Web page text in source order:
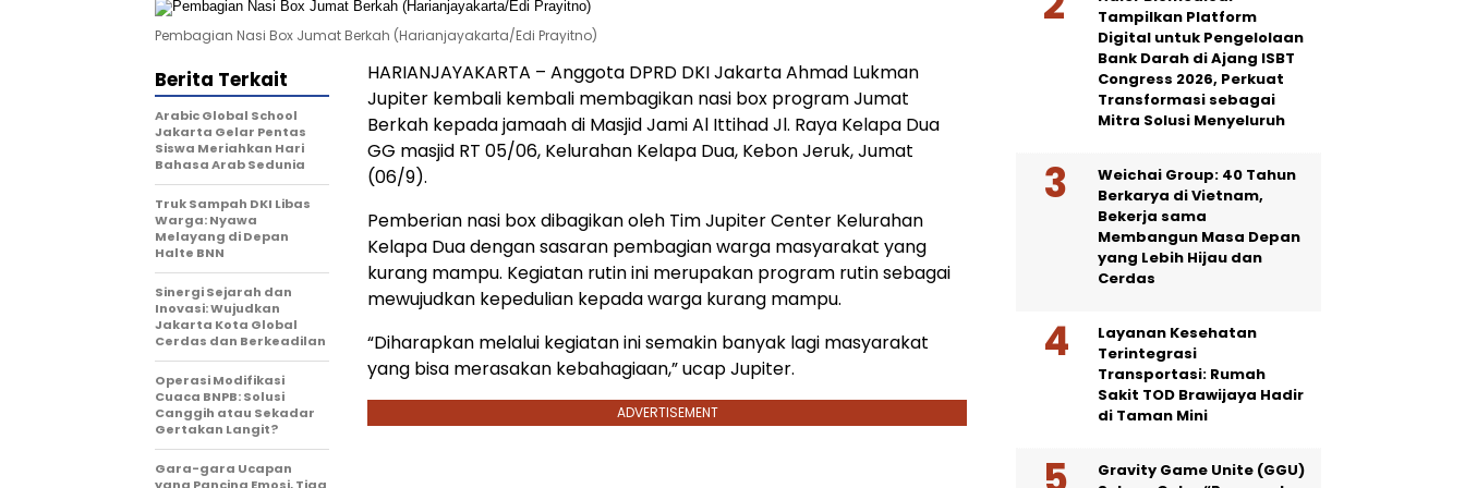
Pembagian Nasi Box Jumat Berkah (Harianjayakarta/Edi Prayitno)
HARIANJAYAKARTA – Anggota DPRD DKI Jakarta Ahmad Lukman
Jupiter kembali kembali membagikan nasi box program Jumat
Berkah kepada jamaah di Masjid Jami Al Ittihad Jl. Raya Kelapa Dua
GG masjid RT 05/06, Kelurahan Kelapa Dua, Kebon Jeruk, Jumat
(06/9).
Pemberian nasi box dibagikan oleh Tim Jupiter Center Kelurahan
Kelapa Dua dengan sasaran pembagian warga masyarakat yang
kurang mampu. Kegiatan rutin ini merupakan program rutin sebagai
mewujudkan kepedulian kepada warga kurang mampu.
“Diharapkan melalui kegiatan ini semakin banyak lagi masyarakat
yang bisa merasakan kebahagiaan,” ucap Jupiter.
ADVERTISEMENT
Berita Terkait
Arabic Global School
Jakarta Gelar Pentas
Siswa Meriahkan Hari
Bahasa Arab Sedunia
Truk Sampah DKI Libas
Warga: Nyawa
Melayang di Depan
Halte BNN
Sinergi Sejarah dan
Inovasi: Wujudkan
Jakarta Kota Global
Cerdas dan Berkeadilan
Operasi Modifikasi
Cuaca BNPB: Solusi
Canggih atau Sekadar
Gertakan Langit?
Gara-gara Ucapan
Tampilkan Platform
Digital untuk Pengelolaan
Bank Darah di Ajang ISBT
Congress 2026, Perkuat
Transformasi sebagai
Mitra Solusi Menyeluruh
Weichai Group: 40 Tahun
Berkarya di Vietnam,
Bekerja sama
Membangun Masa Depan
yang Lebih Hijau dan
Cerdas
Layanan Kesehatan
Terintegrasi
Transportasi: Rumah
Sakit TOD Brawijaya Hadir
di Taman Mini
Gravity Game Unite (GGU)